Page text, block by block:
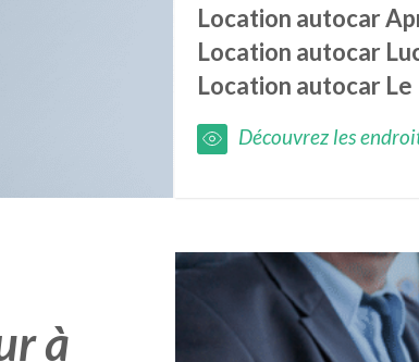
Location autocar
Location autocar
Location autocar
Découvrez les
à